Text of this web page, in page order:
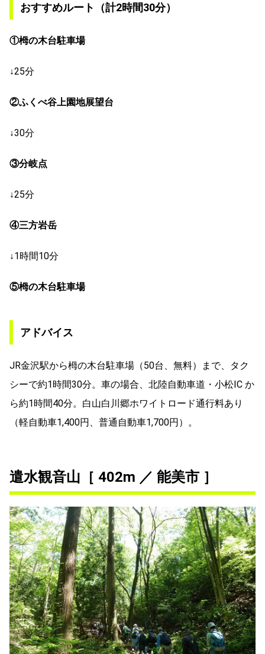
おすすめルート（計2時間30分）
①栂の木台駐車場
↓25分
②ふくべ谷上園地展望台
↓30分
③分岐点
↓25分
④三方岩岳
↓1時間10分
⑤栂の木台駐車場
アドバイス
JR金沢駅から栂の木台駐車場（50台、無料）まで、タク
シーで約1時間30分。車の場合、北陸自動車道・小松IC か
ら約1時間40分。白山白川郷ホワイトロード通行料あり
（軽自動車1,400円、普通自動車1,700円）。
遣水観音山［ 402m ／ 能美市 ］